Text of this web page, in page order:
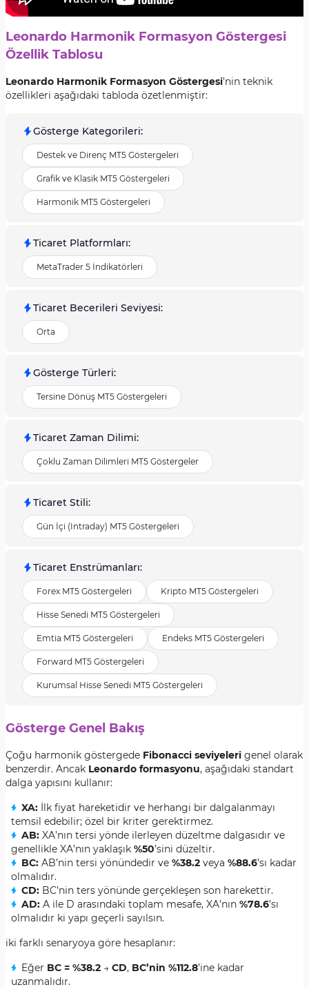
Leonardo Harmonik Formasyon Göstergesi
Özellik Tablosu
Leonardo Harmonik Formasyon Göstergesi’nin teknik
özellikleri aşağıdaki tabloda özetlenmiştir:
Gösterge Kategorileri:
Destek ve Direnç MT5 Göstergeleri
Grafik ve Klasik MT5 Göstergeleri
Harmonik MT5 Göstergeleri
Ticaret Platformları:
MetaTrader 5 İndikatörleri
Ticaret Becerileri Seviyesi:
Orta
Gösterge Türleri:
Tersine Dönüş MT5 Göstergeleri
Ticaret Zaman Dilimi:
Çoklu Zaman Dilimleri MT5 Göstergeler
Ticaret Stili:
Gün İçi (Intraday) MT5 Göstergeleri
Ticaret Enstrümanları:
Forex MT5 Göstergeleri Kripto MT5 Göstergeleri
Hisse Senedi MT5 Göstergeleri
Emtia MT5 Göstergeleri Endeks MT5 Göstergeleri
Forward MT5 Göstergeleri
Kurumsal Hisse Senedi MT5 Göstergeleri
Gösterge Genel Bakış
Çoğu harmonik göstergede Fibonacci seviyeleri genel olarak
benzerdir. Ancak Leonardo formasyonu, aşağıdaki standart
dalga yapısını kullanır:
XA: İlk fiyat hareketidir ve herhangi bir dalgalanmayı
temsil edebilir; özel bir kriter gerektirmez.
AB: XA’nın tersi yönde ilerleyen düzeltme dalgasıdır ve
genellikle XA’nın yaklaşık %50’sini düzeltir.
BC: AB’nin tersi yönündedir ve %38.2 veya %88.6’sı kadar
olmalıdır.
CD: BC’nin ters yönünde gerçekleşen son harekettir.
AD: A ile D arasındaki toplam mesafe, XA’nın %78.6’sı
olmalıdır ki yapı geçerli sayılsın.
iki farklı senaryoya göre hesaplanır:
Eğer BC = %38.2 → CD, BC’nin %112.8’ine kadar
uzanmalıdır.